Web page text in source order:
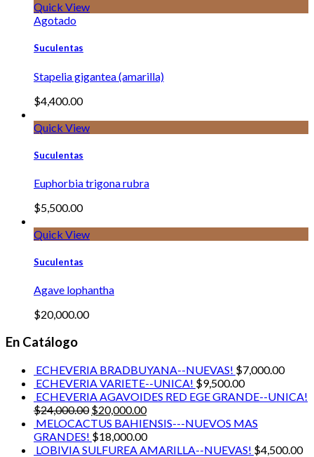
Quick View
Agotado
Suculentas
Stapelia gigantea (amarilla)
$4,400.00
Quick View
Suculentas
Euphorbia trigona rubra
$5,500.00
Quick View
Suculentas
Agave lophantha
$20,000.00
En Catálogo
ECHEVERIA BRADBUYANA--NUEVAS! $7,000.00
ECHEVERIA VARIETE--UNICA! $9,500.00
ECHEVERIA AGAVOIDES RED EGE GRANDE--UNICA!
$24,000.00 $20,000.00
MELOCACTUS BAHIENSIS---NUEVOS MAS
GRANDES! $18,000.00
LOBIVIA SULFUREA AMARILLA--NUEVAS! $4,500.00